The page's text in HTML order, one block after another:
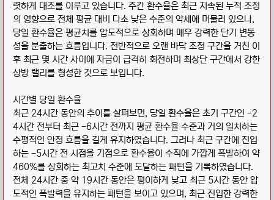
렷하게 대조를 이루고 있습니다. 주간 환수율은 최근 지속된 누적 조정
의 영향으로 전체 평균 대비 다소 낮은 수준의 약세에 머물러 있으나,
당일 환수율은 평균치를 압도적으로 상회하며 매우 강력한 단기 변동
성을 분출하는 흐름입니다. 전반적으로 오랜 바닥 조정 구간을 거친 이
후 최근 몇 시간 사이에 자금이 급격히 회전하며 최상단 구간에서 강한
상방 랠리를 형성한 것으로 보입니다.
시간별 당일 환수율
최근 24시간 동안의 추이를 살펴보면, 당일 환수율은 초기 구간인 -2
4시간 전부터 최근 -6시간 전까지 평균 환수율 수준과 거의 일치하는
수평적인 안정 흐름을 길게 유지하였습니다. 그러나 최근 구간에 진입
하는 -5시간 전 시점을 기점으로 환수율이 수직에 가깝게 폭발하여 약
460%를 상회하는 최고치 수준에 도달하는 패턴을 기록하였습니다.
전체 24시간 중 약 19시간 동안은 평이하게 낮고 최근 5시간 동안 압
도적인 폭발력을 유지하는 패턴을 보이고 있으며, 최근 진입한 강력한